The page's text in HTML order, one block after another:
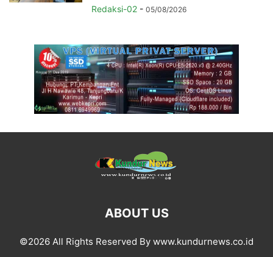
Redaksi-02 - 05/08/2026
ABOUT US
©2026 All Rights Reserved By www.kundurnews.co.id